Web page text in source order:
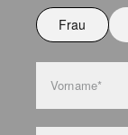
Frau
Vorname*